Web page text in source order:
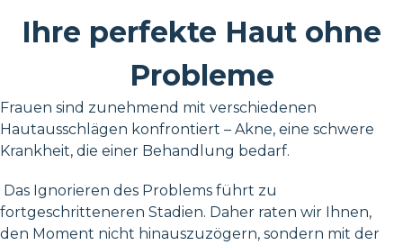
Ihre perfekte Haut ohne
Probleme
Frauen sind zunehmend mit verschiedenen
Hautausschlägen konfrontiert – Akne, eine schwere
Krankheit, die einer Behandlung bedarf.
Das Ignorieren des Problems führt zu
fortgeschritteneren Stadien. Daher raten wir Ihnen,
den Moment nicht hinauszuzögern, sondern mit der